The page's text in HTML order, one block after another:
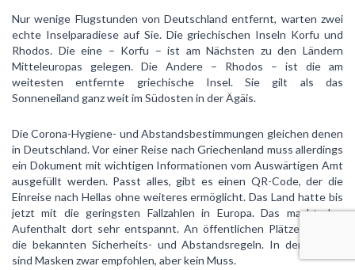
Nur wenige Flugstunden von Deutschland entfernt, warten zwei
echte Inselparadiese auf Sie. Die griechischen Inseln Korfu und
Rhodos. Die eine – Korfu – ist am Nächsten zu den Ländern
Mitteleuropas gelegen. Die Andere – Rhodos – ist die am
weitesten entfernte griechische Insel. Sie gilt als das
Sonneneiland ganz weit im Südosten in der Ägäis.
Die Corona-Hygiene- und Abstandsbestimmungen gleichen denen
in Deutschland. Vor einer Reise nach Griechenland muss allerdings
ein Dokument mit wichtigen Informationen vom Auswärtigen Amt
ausgefüllt werden. Passt alles, gibt es einen QR-Code, der die
Einreise nach Hellas ohne weiteres ermöglicht. Das Land hatte bis
jetzt mit die geringsten Fallzahlen in Europa. Das macht den
Aufenthalt dort sehr entspannt. An öffentlichen Plätzen gelten
die bekannten Sicherheits- und Abstandsregeln. In den Hotels
sind Masken zwar empfohlen, aber kein Muss.